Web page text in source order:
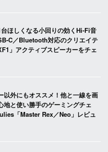
ほしくなる小回りの効くHi-Fi音
C／Bluetooth対応のクリエイテ
」アクティブスピーカーをチェ
以外にもオススメ！他と一線を画
地と使い勝手のゲーミングチェ
「Master Rex／Neo」レビュ